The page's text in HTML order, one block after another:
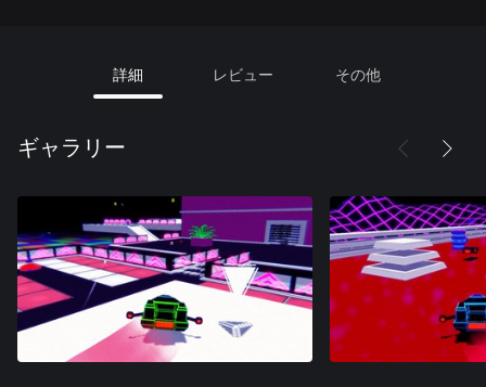
詳細 レビュー その他
ギャラリー